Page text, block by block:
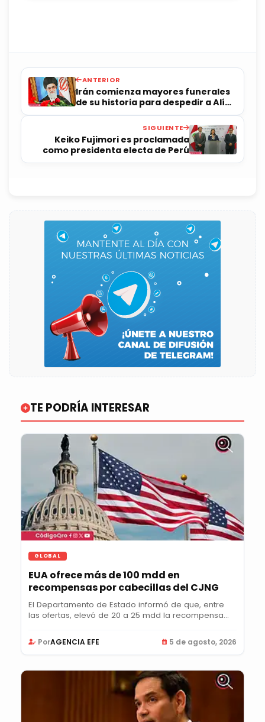
ANTERIOR
Irán comienza mayores funerales
de su historia para despedir a Alí
Jameneí
SIGUIENTE
Keiko Fujimori es proclamada
como presidenta electa de Perú
TE PODRÍA INTERESAR
GLOBAL
EUA ofrece más de 100 mdd en
recompensas por cabecillas del CJNG
El Departamento de Estado informó de que, entre
las ofertas, elevó de 20 a 25 mdd la recompensa
PorAGENCIA EFE 5 de agosto, 2026